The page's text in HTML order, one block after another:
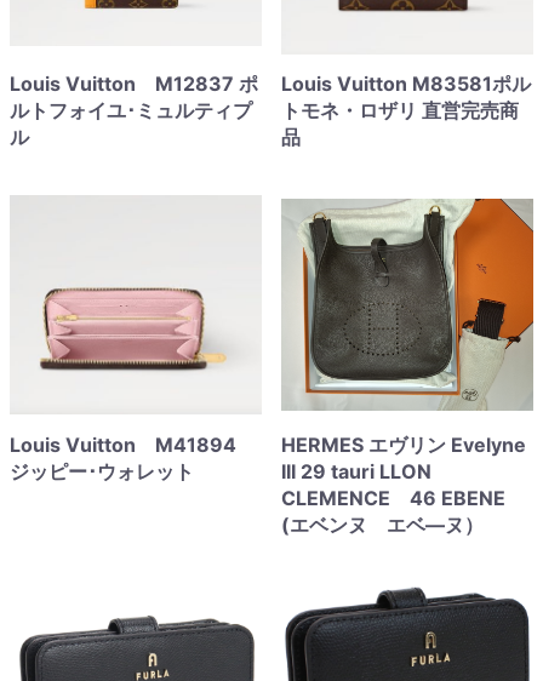
Louis Vuitton M12837 ポ
ルトフォイユ･ミュルティプ
ル
Louis Vuitton M83581ポル
トモネ・ロザリ 直営完売商
品
Louis Vuitton M41894
ジッピー･ウォレット
HERMES エヴリン Evelyne
III 29 tauri LLON
CLEMENCE 46 EBENE
(エベンヌ エベ―ヌ）